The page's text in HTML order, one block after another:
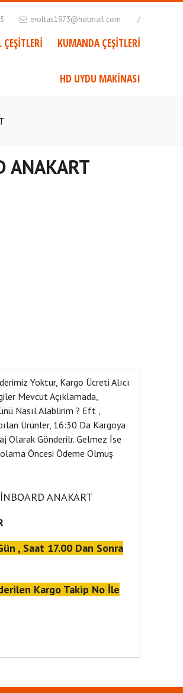
eroltas1973@hotmail.com
ÇEŞİTLERİ KUMANDA ÇEŞİTLERİ
HD UYDU MAKİNASI
Yoktur, Kargo Ücreti Alıcı
Mevcut Açıklamada,
Nasıl Alablirim ? Eft ,
Ürünler, 16:30 Da Kargoya
Olarak Gönderilr. Gelmez İse
Öncesi Ödeme Olmuş
ANAKART
, Saat 17.00 Dan Sonra
Kargo Takip No İle